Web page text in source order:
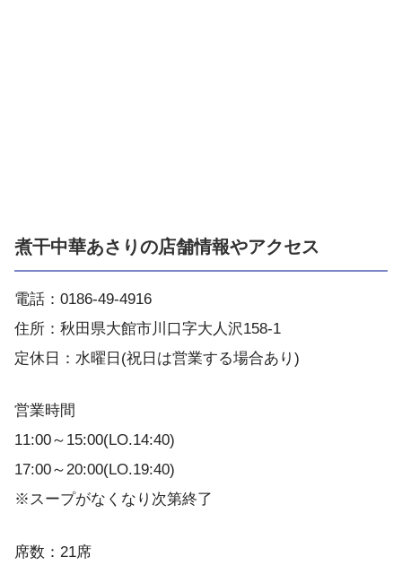
煮干中華あさりの店舗情報やアクセス
電話：0186-49-4916
住所：秋田県大館市川口字大人沢158-1
定休日：水曜日(祝日は営業する場合あり)
営業時間
11:00～15:00(LO.14:40)
17:00～20:00(LO.19:40)
※スープがなくなり次第終了
席数：21席